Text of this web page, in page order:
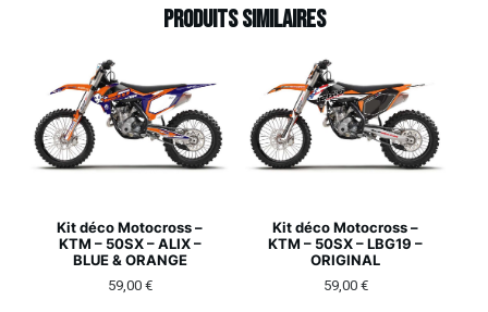
Produits similaires
Kit déco Motocross –
KTM – 50SX – ALIX –
BLUE & ORANGE
59,00 €
Kit déco Motocross –
KTM – 50SX – LBG19 –
ORIGINAL
59,00 €